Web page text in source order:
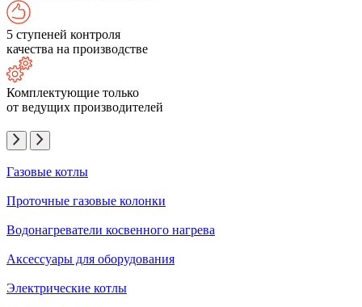
5 ступеней контроля
качества на производстве
Комплектующие только
от ведущих производителей
Газовые котлы
Проточные газовые колонки
Водонагреватели косвенного нагрева
Аксессуары для оборудования
Электрические котлы